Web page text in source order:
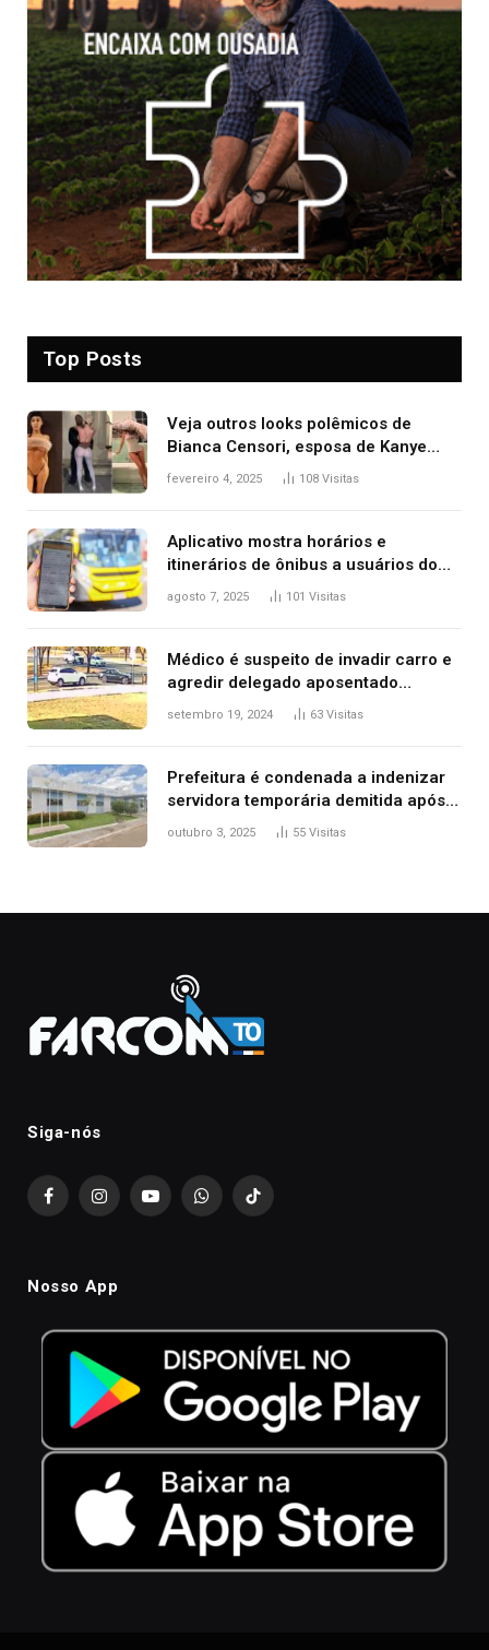
Top Posts
Veja outros looks polêmicos de
Bianca Censori, esposa de Kanye
West que apareceu nua no Grammy
fevereiro 4, 2025 108 Visitas
Aplicativo mostra horários e
itinerários de ônibus a usuários do
transporte público de Palmas; confira
agosto 7, 2025 101 Visitas
Médico é suspeito de invadir carro e
agredir delegado aposentado
durante confusão no trânsito
setembro 19, 2024 63 Visitas
Prefeitura é condenada a indenizar
servidora temporária demitida após
nascimento da filha
outubro 3, 2025 55 Visitas
Siga-nós
FacebookInstagramYouTubeWhatsAppTikTok
Nosso App